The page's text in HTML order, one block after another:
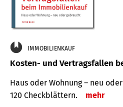
IMMOBILIENKAUF
Kosten- und Vertragsfallen
Haus oder Wohnung – neu
120 Check­blättern.
mehr